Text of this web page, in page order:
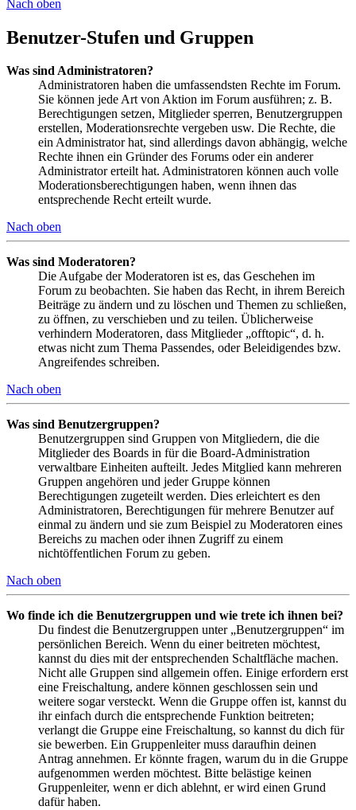
Nach oben
Benutzer-Stufen und Gruppen
Was sind Administratoren?
Administratoren haben die umfassendsten Rechte im Forum.
Sie können jede Art von Aktion im Forum ausführen; z. B.
Berechtigungen setzen, Mitglieder sperren, Benutzergruppen
erstellen, Moderationsrechte vergeben usw. Die Rechte, die
ein Administrator hat, sind allerdings davon abhängig, welche
Rechte ihnen ein Gründer des Forums oder ein anderer
Administrator erteilt hat. Administratoren können auch volle
Moderationsberechtigungen haben, wenn ihnen das
entsprechende Recht erteilt wurde.
Nach oben
Was sind Moderatoren?
Die Aufgabe der Moderatoren ist es, das Geschehen im
Forum zu beobachten. Sie haben das Recht, in ihrem Bereich
Beiträge zu ändern und zu löschen und Themen zu schließen,
zu öffnen, zu verschieben und zu teilen. Üblicherweise
verhindern Moderatoren, dass Mitglieder „offtopic“, d. h.
etwas nicht zum Thema Passendes, oder Beleidigendes bzw.
Angreifendes schreiben.
Nach oben
Was sind Benutzergruppen?
Benutzergruppen sind Gruppen von Mitgliedern, die die
Mitglieder des Boards in für die Board-Administration
verwaltbare Einheiten aufteilt. Jedes Mitglied kann mehreren
Gruppen angehören und jeder Gruppe können
Berechtigungen zugeteilt werden. Dies erleichtert es den
Administratoren, Berechtigungen für mehrere Benutzer auf
einmal zu ändern und sie zum Beispiel zu Moderatoren eines
Bereichs zu machen oder ihnen Zugriff zu einem
nichtöffentlichen Forum zu geben.
Nach oben
Wo finde ich die Benutzergruppen und wie trete ich ihnen bei?
Du findest die Benutzergruppen unter „Benutzergruppen“ im
persönlichen Bereich. Wenn du einer beitreten möchtest,
kannst du dies mit der entsprechenden Schaltfläche machen.
Nicht alle Gruppen sind allgemein offen. Einige erfordern erst
eine Freischaltung, andere können geschlossen sein und
weitere sogar versteckt. Wenn die Gruppe offen ist, kannst du
ihr einfach durch die entsprechende Funktion beitreten;
verlangt die Gruppe eine Freischaltung, so kannst du dich für
sie bewerben. Ein Gruppenleiter muss daraufhin deinen
Antrag annehmen. Er könnte fragen, warum du in die Gruppe
aufgenommen werden möchtest. Bitte belästige keinen
Gruppenleiter, wenn er dich ablehnt, er wird einen Grund
dafür haben.